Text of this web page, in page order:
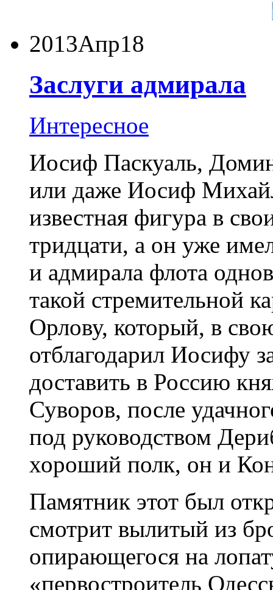
2013Апр18
Заслуги адмирала
Интересное
Иосиф Паскуаль,
или даже Иосиф
известная фигура в
тридцати, а он уже
и адмирала флота
такой стремительной
Орлову, который, в
отблагодарил Иосифу
доставить в Россию
Суворов, после
под руководством
хороший полк, он и
Памятник этот был
смотрит вылитый из
опирающегося на
«первостроитель